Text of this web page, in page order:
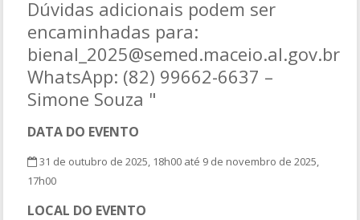
Dúvidas adicionais podem ser
encaminhadas para:
bienal_2025@semed.maceio.al.gov.br
WhatsApp: (82) 99662-6637 –
Simone Souza "
DATA DO EVENTO
31 de outubro de 2025, 18h00 até 9 de novembro de 2025,
17h00
LOCAL DO EVENTO